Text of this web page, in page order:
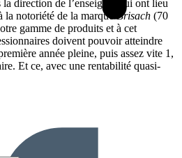
direction de l’enseigne, qui ont lieu
notoriété de la marque
Brisach (70
gamme de produits et à cet
doivent pouvoir atteindre
année pleine, puis assez vite 1,
Et ce, avec une rentabilité quasi-